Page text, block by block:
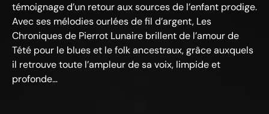
témoignage d’un retour aux sources de l’enfant prodige.
Avec ses mélodies ourlées de fil d’argent, Les
Chroniques de Pierrot Lunaire brillent de l’amour de
Tété pour le blues et le folk ancestraux, grâce auxquels
il retrouve toute l’ampleur de sa voix, limpide et
profonde…